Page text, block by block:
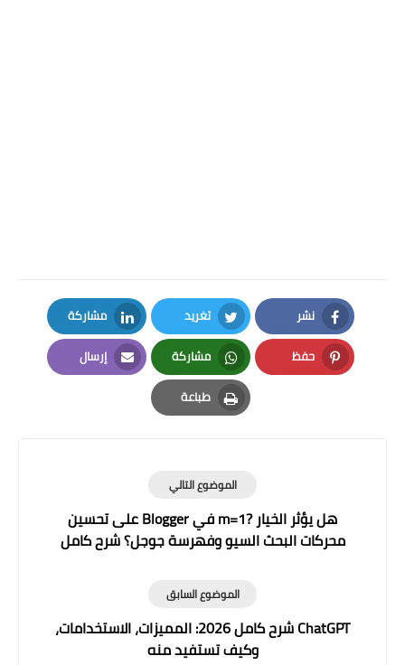
نشر
Facebook
تغريد
Twitter
مشاركة
LinkedIn
حفظ
Pinterest
مشاركة
Whatsapp
إرسال
Email
طباعة
Print
الموضوع التالي
هل يؤثر الخيار ?m=1 في Blogger على تحسين
محركات البحث السيو وفهرسة جوجل؟ شرح كامل
الموضوع السابق
ChatGPT شرح كامل 2026: المميزات، الاستخدامات،
وكيف تستفيد منه